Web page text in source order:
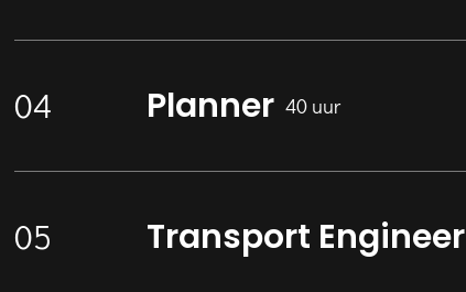
Planner 40 uur
Transport Engineer